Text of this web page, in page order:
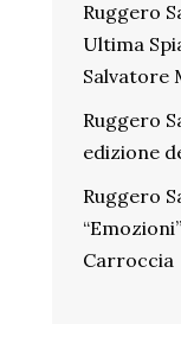
Ruggero
Ultima
Salvatore
Ruggero
edizione
Ruggero
Carroccia